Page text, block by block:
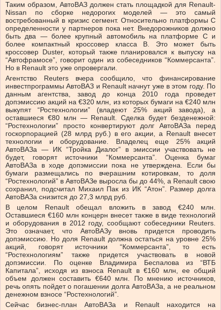
Таким образом, АвтоВАЗ должен стать площадкой для Renault-
Nissan по сборке недорогих моделей — это самый
востребованный в кризис сегмент. Относительно платформы С
определенности у партнеров пока нет. Внедорожников должно
быть два — более крупный автомобиль на платформе С и
более компактный кроссовер класса В. Это может быть
кроссовер Duster, который также планировался к выпуску на
“Автофрамосе”, говорит один из собеседников “Коммерсанта”.
Но в Renault это уже опровергали.
Агентство Reuters вчера сообщило, что финансирование
инвестпрограммы АвтоВАЗ и Renault начнут уже в этом году. По
данным агентства, завод до конца 2010 года проведет
допэмиссию акций на €320 млн, из которых бумаги на €240 млн
выкупят “Ростехнологии” (владеют 25% акций завода), а
оставшиеся €80 млн — Renault. Сделка будет безденежной:
“Ростехнологии” просто конвертируют долг АвтоВАЗа перед
госкорпорацией (28 млрд руб.) в его акции, а Renault внесет
технологии и оборудование. Владелец еще 25% акций
АвтоВАЗа — ИК “Тройка Диалог” в эмиссии участвовать не
будет, говорят источники “Коммерсанта”. Оценка бумаг
АвтоВАЗа в ходе допэмиссии пока не утверждена. Если бы
бумаги размещались по вчерашним котировкам, то доля
“Ростехнологий” в АвтоВАЗе выросла бы до 44%, а Renault свою
сохранил, подсчитал Михаил Пак из ИК “Атон”. Размер долга
АвтоВАЗа снизится до 27,3 млрд руб.
В целом Renault обещал вложить в завод €240 млн.
Оставшиеся €160 млн концерн внесет также в виде технологий
и оборудования в 2012 году, сообщают собеседники Reuters.
Это означает, что АвтоВАЗу вновь придется проводить
допэмиссию. Но доля Renault должна остаться на уровне 25%
акций, говорят источники “Коммерсанта”, то есть
“Ростехнологиям” также придется участвовать в новой
допэмиссии. По оценке Владимира Беспалова из “ВТБ
Капитала”, исходя из взноса Renault в €160 млн, ее общий
объем должен составить €640 млн. По мнению источников,
речь опять пойдет о погашении долга АвтоВАЗа, а не реальном
денежном взносе “Ростехнологий”.
Сейчас бизнес-план АвтоВАЗа и Renault находится на